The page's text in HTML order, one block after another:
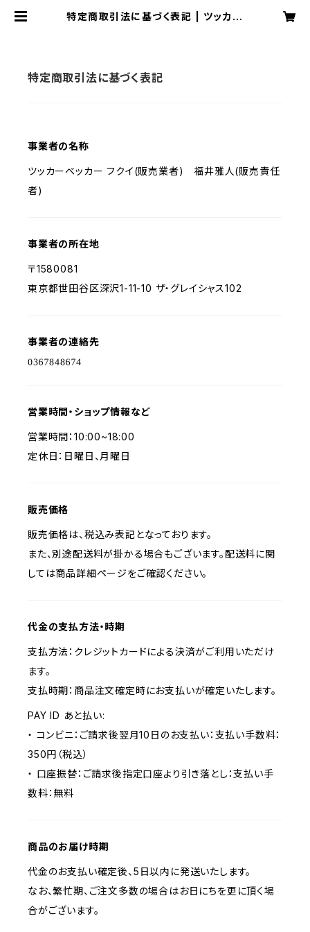
特定商取引法に基づく表記 | ツッカー
特定商取引法に基づく表記
事業者の名称
ツッカーベッカー フクイ(販売業者) 福井雅人(販売責任
者)
事業者の所在地
〒1580081
東京都世田谷区深沢1-11-10 ザ・グレイシャス102
事業者の連絡先
営業時間・ショップ情報など
営業時間：10:00~18:00
定休日：日曜日、月曜日
販売価格
販売価格は、税込み表記となっております。
また、別途配送料が掛かる場合もございます。配送料に関
しては商品詳細ページをご確認ください。
代金の支払方法・時期
支払方法：クレジットカードによる決済がご利用いただけ
ます。
支払時期：商品注文確定時にお支払いが確定いたします。
PAY ID あと払い:
・ コンビニ：ご請求後翌月10日のお支払い：支払い手数料：
350円（税込）
・ 口座振替：ご請求後指定口座より引き落とし：支払い手
数料：無料
商品のお届け時期
代金のお支払い確定後、5日以内に発送いたします。
なお、繁忙期、ご注文多数の場合はお日にちを更に頂く場
合がございます。